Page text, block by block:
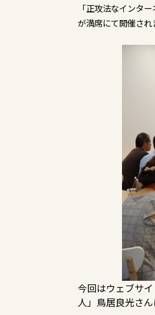
「正攻法なインタ
が満席にて開催され
今回はウェブサ
人」鳥居良光さ